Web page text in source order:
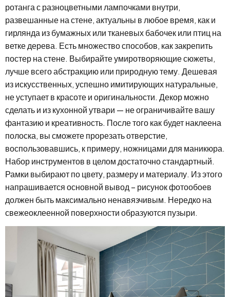
ротанга с разноцветными лампочками внутри,
развешанные на стене, актуальны в любое время, как и
гирлянда из бумажных или тканевых бабочек или птиц на
ветке дерева. Есть множество способов, как закрепить
постер на стене. Выбирайте умиротворяющие сюжеты,
лучше всего абстракцию или природную тему. Дешевая
из искусственных, успешно имитирующих натуральные,
не уступает в красоте и оригинальности. Декор можно
сделать и из кухонной утвари — не ограничивайте вашу
фантазию и креативность. После того как будет наклеена
полоска, вы сможете прорезать отверстие,
воспользовавшись, к примеру, ножницами для маникюра.
Набор инструментов в целом достаточно стандартный.
Рамки выбирают по цвету, размеру и материалу. Из этого
напрашивается основной вывод – рисунок фотообоев
должен быть максимально ненавязчивым. Нередко на
свежеоклеенной поверхности образуются пузыри.